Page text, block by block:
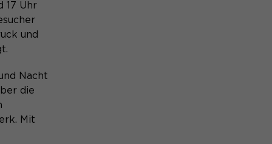
17 Uhr
und
Nacht
die
Mit